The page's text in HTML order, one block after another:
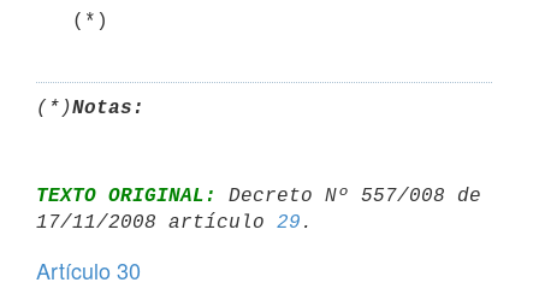
   (*)
(*)Notas:
TEXTO ORIGINAL:
Decreto Nº 557/008 de
17/11/2008 artículo 29
Artículo 30